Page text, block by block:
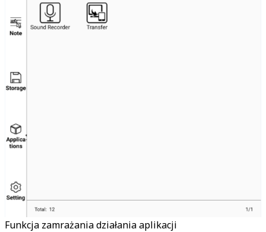
Funkcja zamrażania działania aplikacji